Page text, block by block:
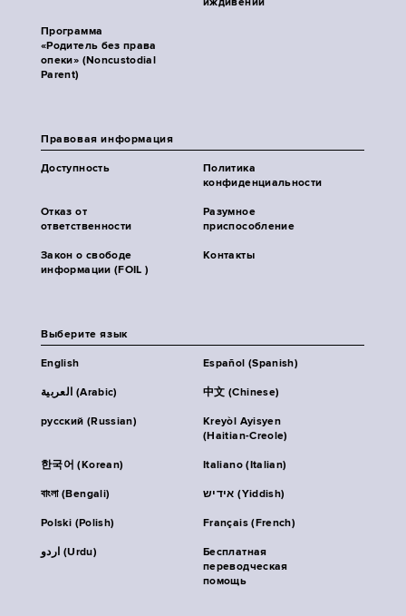
иждивении
Программа
«Родитель без права
опеки» (Noncustodial
Parent)
Правовая информация
Доступность
Политика
конфиденциальности
Отказ от
ответственности
Разумное
приспособление
Закон о свободе
информации (FOIL )
Контакты
Выберите язык
English Español (Spanish)
العربية (Arabic) 中文 (Chinese)
русский (Russian)
Kreyòl Ayisyen
(Haitian-Creole)
한국어 (Korean) Italiano (Italian)
বাংলা (Bengali) אידיש (Yiddish)
Polski (Polish) Français (French)
اردو (Urdu)
Бесплатная
переводческая
помощь